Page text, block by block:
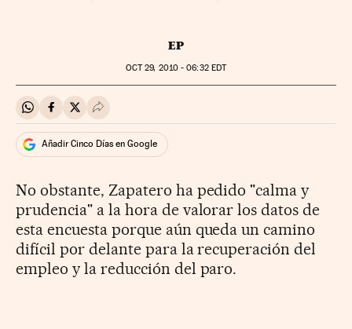
EP
OCT29, 2010 - 06:32EDT
Compartir en Whatsapp
Compartir en Facebook
Compartir en Twitter
Desplegar Redes Sociales
Añadir Cinco Días en Google
No obstante, Zapatero ha pedido "calma y
prudencia" a la hora de valorar los datos de
esta encuesta porque aún queda un camino
difícil por delante para la recuperación del
empleo y la reducción del paro.